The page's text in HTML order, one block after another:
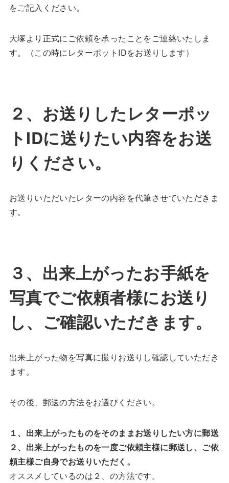
をご記入ください。
大塚より正式にご依頼を承ったことをご連絡いたしま
す。（この時にレターポットIDをお送りします）
２、お送りしたレターポッ
トIDに送りたい内容をお送
りください。
お送りいただいたレターの内容を代筆させていただきま
す。
３、出来上がったお手紙を
写真でご依頼者様にお送り
し、ご確認いただきます。
出来上がった物を写真に撮りお送りし確認していただき
ます。
その後、郵送の方法をお選びください。
１、出来上がったものをそのままお送りしたい方に郵送
２、出来上がったものを一度ご依頼主様に郵送し、ご依
頼主様ご自身でお送りいただく。
オススメしているのは２、の方法です。